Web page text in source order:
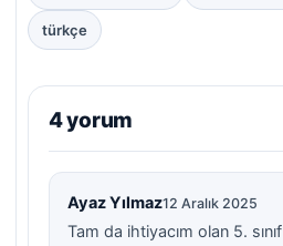
türkçe
4 yorum
Ayaz Yılmaz12 Aralık 2025
Tam da ihtiyacım olan 5.